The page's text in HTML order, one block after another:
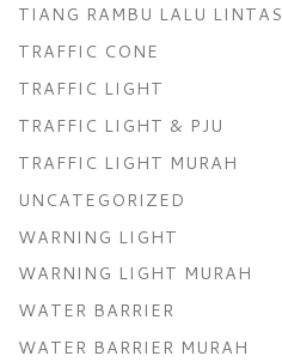
TIANG RAMBU LALU LINTAS
TRAFFIC CONE
TRAFFIC LIGHT
TRAFFIC LIGHT & PJU
TRAFFIC LIGHT MURAH
UNCATEGORIZED
WARNING LIGHT
WARNING LIGHT MURAH
WATER BARRIER
WATER BARRIER MURAH